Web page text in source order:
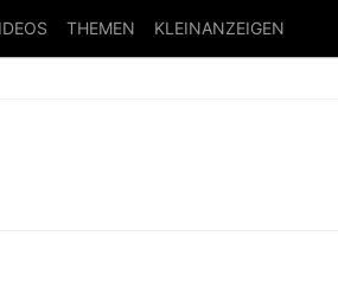
THEMEN KLEINANZEIGEN